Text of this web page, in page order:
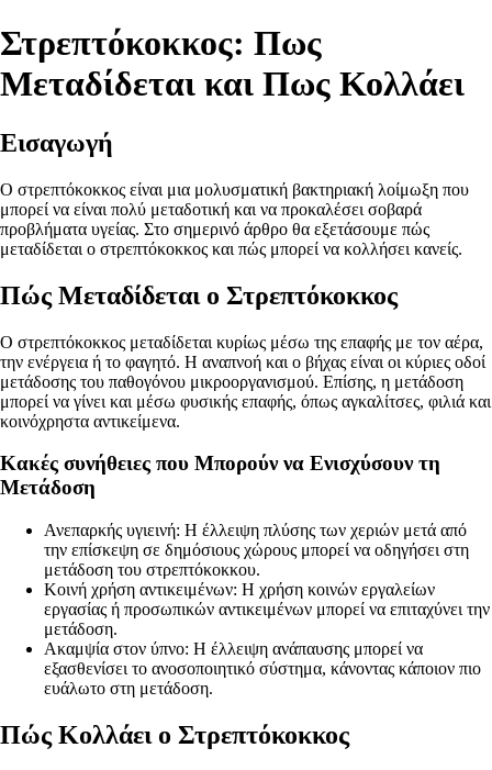
Στρεπτόκοκκος: Πως
Μεταδίδεται και Πως Κολλάει
Εισαγωγή
Ο στρεπτόκοκκος είναι μια μολυσματική βακτηριακή λοίμωξη που
μπορεί να είναι πολύ μεταδοτική και να προκαλέσει σοβαρά
προβλήματα υγείας. Στο σημερινό άρθρο θα εξετάσουμε πώς
μεταδίδεται ο στρεπτόκοκκος και πώς μπορεί να κολλήσει κανείς.
Πώς Μεταδίδεται ο Στρεπτόκοκκος
Ο στρεπτόκοκκος μεταδίδεται κυρίως μέσω της επαφής με τον αέρα,
την ενέργεια ή το φαγητό. Η αναπνοή και ο βήχας είναι οι κύριες οδοί
μετάδοσης του παθογόνου μικροοργανισμού. Επίσης, η μετάδοση
μπορεί να γίνει και μέσω φυσικής επαφής, όπως αγκαλίτσες, φιλιά και
κοινόχρηστα αντικείμενα.
Κακές συνήθειες που Μπορούν να Ενισχύσουν τη
Μετάδοση
Ανεπαρκής υγιεινή: Η έλλειψη πλύσης των χεριών μετά από
την επίσκεψη σε δημόσιους χώρους μπορεί να οδηγήσει στη
μετάδοση του στρεπτόκοκκου.
Κοινή χρήση αντικειμένων: Η χρήση κοινών εργαλείων
εργασίας ή προσωπικών αντικειμένων μπορεί να επιταχύνει την
μετάδοση.
Ακαμψία στον ύπνο: Η έλλειψη ανάπαυσης μπορεί να
εξασθενίσει το ανοσοποιητικό σύστημα, κάνοντας κάποιον πιο
ευάλωτο στη μετάδοση.
Πώς Κολλάει ο Στρεπτόκοκκος